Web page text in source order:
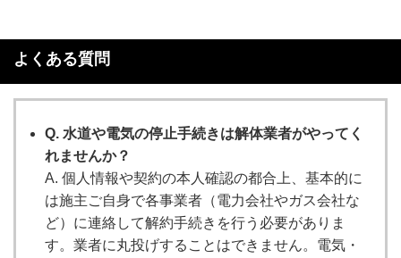
よくある質問
Q. 水道や電気の停止手続きは解体業者がやってく
れませんか？
A. 個人情報や契約の本人確認の都合上、基本的に
は施主ご自身で各事業者（電力会社やガス会社な
ど）に連絡して解約手続きを行う必要がありま
す。業者に丸投げすることはできません。電気・